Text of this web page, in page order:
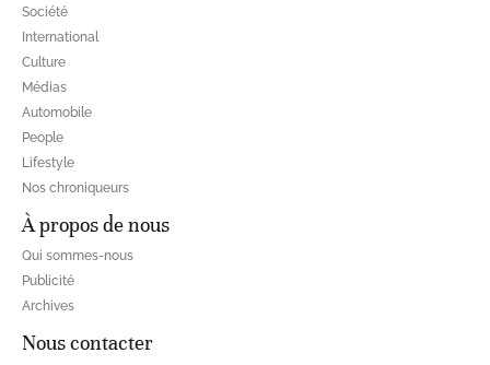
Société
International
Culture
Médias
Automobile
People
Lifestyle
Nos chroniqueurs
À propos de nous
Qui sommes-nous
Publicité
Archives
Nous contacter